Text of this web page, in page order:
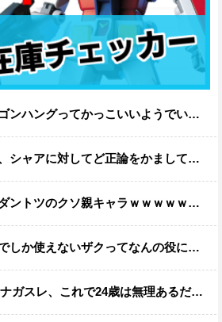
かっこいいようでいて実は全然かっこよくないのでは？
してど正論をかましてしまうｗｗｗｗｗｗｗｗｗｗ
のクソ親キャラｗｗｗｗｗｗｗｗｗｗｗｗ
えないザクってなんの役に立つ設定なんだ？
ガスレ、これで24歳は無理あるだろ…